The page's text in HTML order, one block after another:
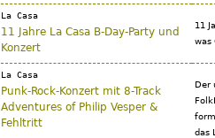
La Casa
11 Jahre La Casa B-Day-Party und
Konzert
11
was
La Casa
Punk-Rock-Konzert mit 8-Track
Adventures of Philip Vesper &
Fehltritt
Der
das